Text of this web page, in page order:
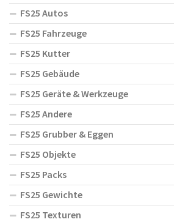
FS25 Autos
FS25 Fahrzeuge
FS25 Kutter
FS25 Gebäude
FS25 Geräte & Werkzeuge
FS25 Andere
FS25 Grubber & Eggen
FS25 Objekte
FS25 Packs
FS25 Gewichte
FS25 Texturen